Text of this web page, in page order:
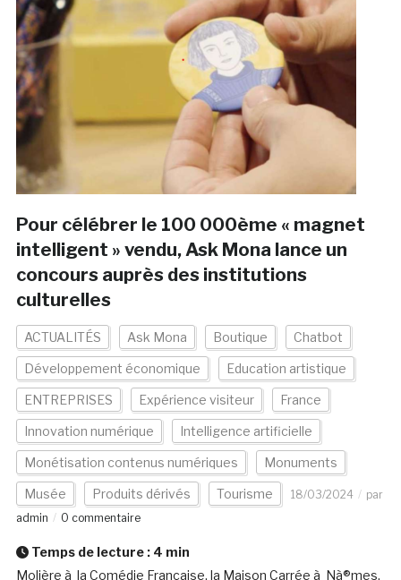
Pour célébrer le 100 000ème « magnet
intelligent » vendu, Ask Mona lance un
concours auprès des institutions
culturelles
ACTUALITÉS Ask Mona Boutique Chatbot
Développement économique Education artistique
ENTREPRISES Expérience visiteur France
Innovation numérique Intelligence artificielle
Monétisation contenus numériques Monuments
Musée Produits dérivés Tourisme 18/03/2024
par
admin
0 commentaire
Temps de lecture : 4 min
Molière à la Comédie Française, la Maison Carrée à Nà®mes,